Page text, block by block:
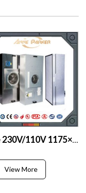
Eine 230V/110V 1175×575 2x4 HEPA-Lüfter-Filter-Einheit für Reinräume
View More